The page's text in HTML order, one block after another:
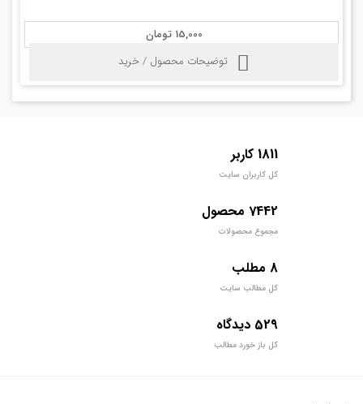
15,000 تومان
توضیحات محصول / خرید
1811 کاربر
کل کاربران سایت
7442 محصول
مجموع محصولات
8 مطلب
کل مطالب سایت
529 دیدگاه
کل باز خورد مطالب